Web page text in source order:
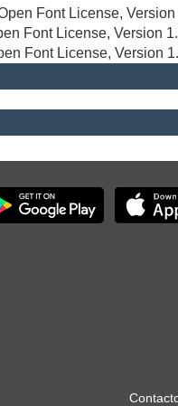
Font License, Version
Font License, Version
Font License, Version